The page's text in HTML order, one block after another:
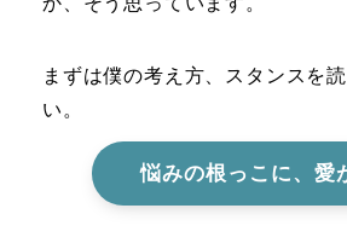
まずは僕の考え方、スタンスを
い。
悩みの根っこに、愛